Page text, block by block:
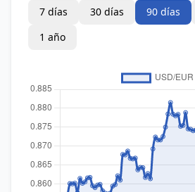
7 días 30 días 90 días
1 año